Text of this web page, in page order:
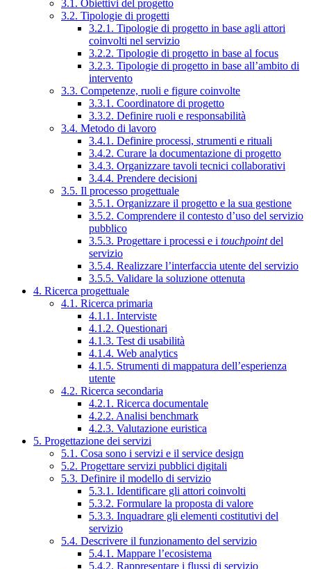
3.1. Obiettivi del progetto
3.2. Tipologie di progetti
3.2.1. Tipologie di progetto in base agli attori
coinvolti nel servizio
3.2.2. Tipologie di progetto in base al focus
3.2.3. Tipologie di progetto in base all’ambito di
intervento
3.3. Competenze, ruoli e figure coinvolte
3.3.1. Coordinatore di progetto
3.3.2. Definire ruoli e responsabilità
3.4. Metodo di lavoro
3.4.1. Definire processi, strumenti e rituali
3.4.2. Curare la documentazione di progetto
3.4.3. Organizzare tavoli tecnici collaborativi
3.4.4. Prendere decisioni
3.5. Il processo progettuale
3.5.1. Organizzare il progetto e la sua gestione
3.5.2. Comprendere il contesto d’uso del servizio
pubblico
3.5.3. Progettare i processi e i touchpointdel
servizio
3.5.4. Realizzare l’interfaccia utente del servizio
3.5.5. Validare la soluzione ottenuta
4. Ricerca progettuale
4.1. Ricerca primaria
4.1.1. Interviste
4.1.2. Questionari
4.1.3. Test di usabilità
4.1.4. Web analytics
4.1.5. Strumenti di mappatura dell’esperienza
utente
4.2. Ricerca secondaria
4.2.1. Ricerca documentale
4.2.2. Analisi benchmark
4.2.3. Valutazione euristica
5. Progettazione dei servizi
5.1. Cosa sono i servizi e il service design
5.2. Progettare servizi pubblici digitali
5.3. Definire il modello di servizio
5.3.1. Identificare gli attori coinvolti
5.3.2. Formulare la proposta di valore
5.3.3. Inquadrare gli elementi costitutivi del
servizio
5.4. Descrivere il funzionamento del servizio
5.4.1. Mappare l’ecosistema
5.4.2. Rappresentare i flussi di servizio